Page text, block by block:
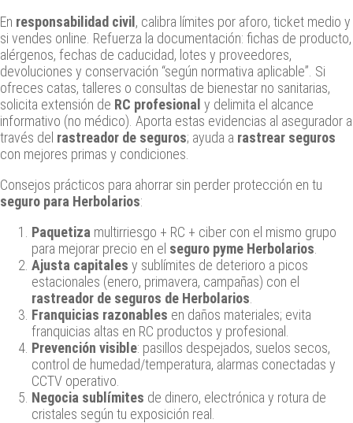
En responsabilidad civil , calibra límites por aforo, ticket medio y
si vendes online. Refuerza la documentación: fichas de producto,
alérgenos, fechas de caducidad, lotes y proveedores,
devoluciones y conservación “según normativa aplicable”. Si
ofreces catas, talleres o consultas de bienestar no sanitarias,
solicita extensión de RC profesional y delimita el alcance
informativo (no médico). Aporta estas evidencias al asegurador a
través del rastreador de seguros; ayuda a rastrear seguros
con mejores primas y condiciones.
Consejos prácticos para ahorrar sin perder protección en tu
seguro para Herbolarios:
Paquetiza multirriesgo + RC + ciber con el mismo grupo
para mejorar precio en el seguro pyme Herbolarios
Ajusta capitales y sublímites de deterioro a picos
estacionales (enero, primavera, campañas) con el
rastreador de seguros de Herbolarios
Franquicias razonables en daños materiales; evita
franquicias altas en RC productos y profesional.
Prevención visible: pasillos despejados, suelos secos,
control de humedad/temperatura, alarmas conectadas y
CCTV operativo.
Negocia sublímites de dinero, electrónica y rotura de
cristales según tu exposición real.